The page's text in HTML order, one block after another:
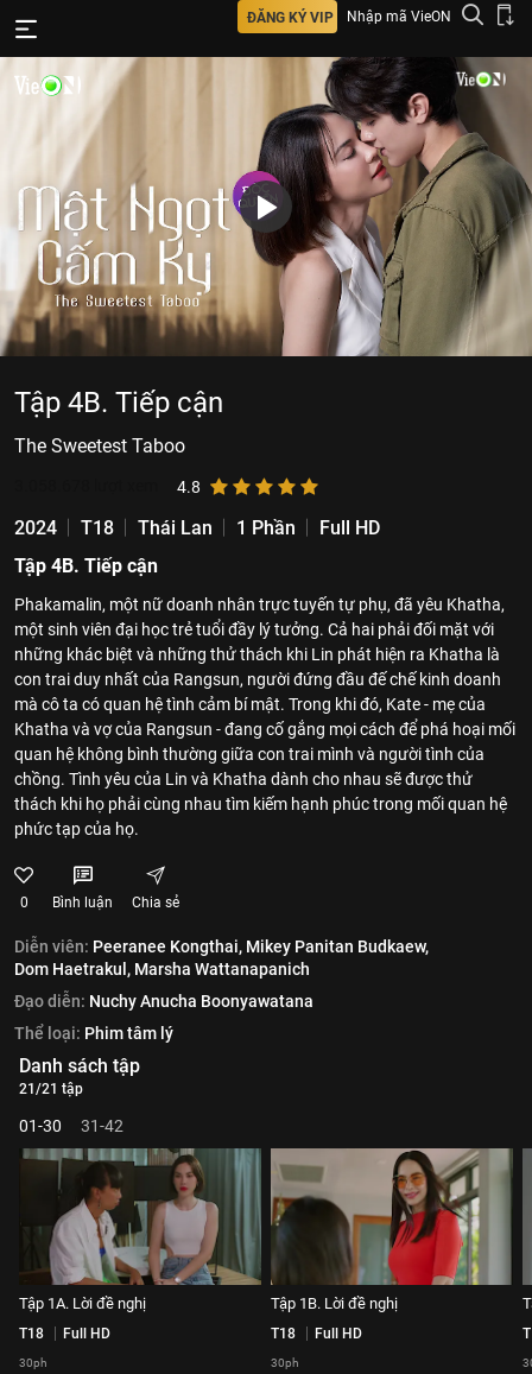
ĐĂNG KÝ VIP Nhập mã VieON
Tập 4B. Tiếp cận
The Sweetest Taboo
4.8
2024 T18 Thái Lan 1 Phần
Full HD
Tập 4B. Tiếp cận
Phakamalin, một nữ doanh nhân trực tuyến tự phụ, đã yêu Khatha,
một sinh viên đại học trẻ tuổi đầy lý tưởng. Cả hai phải đối mặt với
những khác biệt và những thử thách khi Lin phát hiện ra Khatha là
con trai duy nhất của Rangsun, người đứng đầu đế chế kinh doanh
mà cô ta có quan hệ tình cảm bí mật. Trong khi đó, Kate - mẹ của
Khatha và vợ của Rangsun - đang cố gắng mọi cách để phá hoại mối
quan hệ không bình thường giữa con trai mình và người tình của
chồng. Tình yêu của Lin và Khatha dành cho nhau sẽ được thử
thách khi họ phải cùng nhau tìm kiếm hạnh phúc trong mối quan hệ
phức tạp của họ.
0 Bình luận Chia sẻ
Diễn viên: Peeranee Kongthai, Mikey Panitan Budkaew,
Dom Haetrakul, Marsha Wattanapanich
Đạo diễn: Nuchy Anucha Boonyawatana
Thể loại: Phim tâm lý
Danh sách tập
21/21 tập
01-30 31-42
Tập 1A. Lời đề nghị
T18 Full HD
30ph
Tập 1B. Lời đề nghị
T18 Full HD
30ph